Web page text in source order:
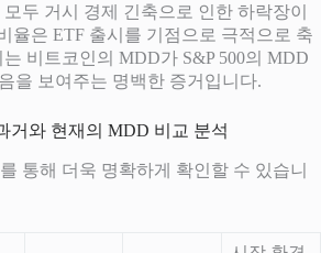
모두 거시 경제 긴축으로 인한 하락장이
율은 ETF 출시를 기점으로 극적으로 축
비트코인의 MDD가 S&P 500의 MDD
을 보여주는 명백한 증거입니다.
거와 현재의 MDD 비교 분석
통해 더욱 명확하게 확인할 수 있습니